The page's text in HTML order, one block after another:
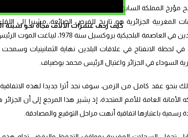
كيف زحف عشرات الالاف فجأة نحو سبتة
مؤرخ المملكة السابق، المفكر حسن أوريد، في الجزء الثاني من
المغربية الجزائرية هو تاريخ للفرص الضائعة، مشيرا إلى
وبومدين في العاصمة البلجيكية
في لحظة الانفتاح في علاقات البلدين نهاية الثمانينيات
السوداء في الجزائر واغتيال الرئيس محمد بوضياف.
بنحو عقد كامل من الزمن، سوف نجد أثرا جديدا لهذه
الأمانة العامة للأمم المتحدة، إذ يشير هذا المرجع إلى أن
رسمية باعتبارها اتفاقية أنهت مراحل التوقيع والمصادقة.